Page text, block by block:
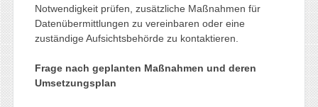
Notwendigkeit prüfen, zusätzliche Maßnahmen für
Datenübermittlungen zu vereinbaren oder eine
zuständige Aufsichtsbehörde zu kontaktieren.
Frage nach geplanten Maßnahmen und deren
Umsetzungsplan